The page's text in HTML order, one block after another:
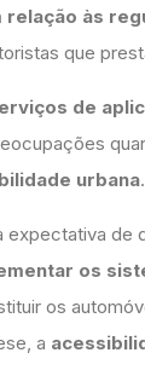
às
que
de
urbana.
expectativa de
os
os
a